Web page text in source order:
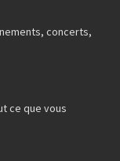
concerts,
ce que vous